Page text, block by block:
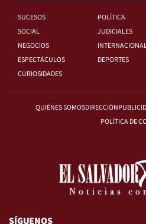
SUCESOS
POLÍTICA
SOCIAL
JUDICIALES
NEGOCIOS
ESPECTÁCULOS
DEPORTES
CURIOSIDADES
QUIÉNES SOMOSDIRECCIÓN
POLÍTICA DE
SÍGUENOS